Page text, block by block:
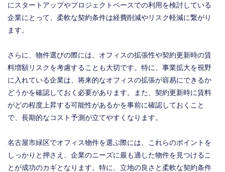
にスタートアップやプロジェクトベースでの利用を検討している
企業にとって、柔軟な契約条件は経費削減やリスク軽減に繋がり
ます。
さらに、物件選びの際には、オフィスの拡張性や契約更新時の賃
料増額リスクを考慮することも大切です。特に、事業拡大を視野
に入れている企業は、将来的なオフィスの拡張が容易にできるか
どうかを確認しておく必要があります。また、契約更新時に賃料
がどの程度上昇する可能性があるかを事前に確認しておくこと
で、長期的なコスト予測が立てやすくなります。
名古屋市緑区でオフィス物件を選ぶ際には、これらのポイントを
しっかりと押さえ、企業のニーズに最も適した物件を見つけるこ
とが成功のカギとなります。特に、立地の良さと柔軟な契約条件